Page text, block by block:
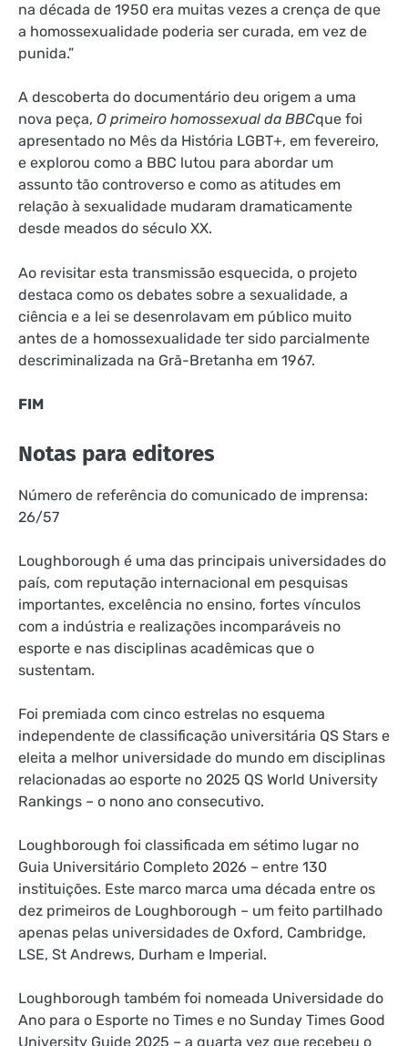
na década de 1950 era muitas vezes a crença de que
a homossexualidade poderia ser curada, em vez de
punida.”
A descoberta do documentário deu origem a uma
nova peça, O primeiro homossexual da BBCque foi
apresentado no Mês da História LGBT+, em fevereiro,
e explorou como a BBC lutou para abordar um
assunto tão controverso e como as atitudes em
relação à sexualidade mudaram dramaticamente
desde meados do século XX.
Ao revisitar esta transmissão esquecida, o projeto
destaca como os debates sobre a sexualidade, a
ciência e a lei se desenrolavam em público muito
antes de a homossexualidade ter sido parcialmente
descriminalizada na Grã-Bretanha em 1967.
FIM
Notas para editores
Número de referência do comunicado de imprensa:
26/57
Loughborough é uma das principais universidades do
país, com reputação internacional em pesquisas
importantes, excelência no ensino, fortes vínculos
com a indústria e realizações incomparáveis ​​no
esporte e nas disciplinas acadêmicas que o
sustentam.
Foi premiada com cinco estrelas no esquema
independente de classificação universitária QS Stars e
eleita a melhor universidade do mundo em disciplinas
relacionadas ao esporte no 2025 QS World University
Rankings – o nono ano consecutivo.
Loughborough foi classificada em sétimo lugar no
Guia Universitário Completo 2026 – entre 130
instituições. Este marco marca uma década entre os
dez primeiros de Loughborough – um feito partilhado
apenas pelas universidades de Oxford, Cambridge,
LSE, St Andrews, Durham e Imperial.
Loughborough também foi nomeada Universidade do
Ano para o Esporte no Times e no Sunday Times Good
University Guide 2025 – a quarta vez que recebeu o